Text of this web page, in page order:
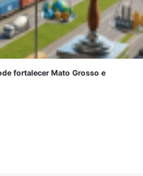
fortalecer Mato Grosso e